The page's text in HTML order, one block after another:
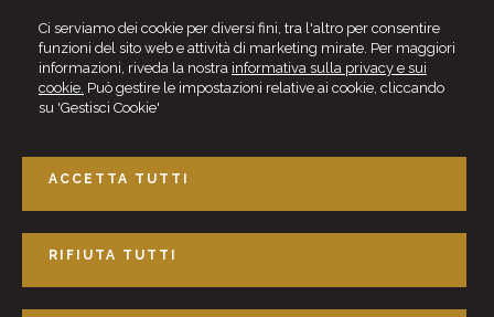
Ci serviamo dei cookie per diversi fini, tra l'altro per consentire
funzioni del sito web e attività di marketing mirate. Per maggiori
informazioni, riveda la nostra informativa sulla privacy e sui
cookie. Può gestire le impostazioni relative ai cookie, cliccando
su 'Gestisci Cookie'
ACCETTA TUTTI
RIFIUTA TUTTI
Avv.to Elena Maria Brambati
Avv.to Anna Radice
Avv.to Giulia Fumis